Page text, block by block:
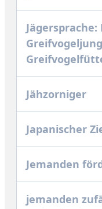
Jähzorniger
Japanischer
Jemanden
jemanden